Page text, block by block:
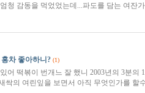
청 감동을 먹었었는데...파도를 담는 여잔
홍차 좋아하니? (1)
어 떡볶이 번개느 잘 했니 2003년의 3분
싹의 여린잎을 보면서 아직 무엇인가를